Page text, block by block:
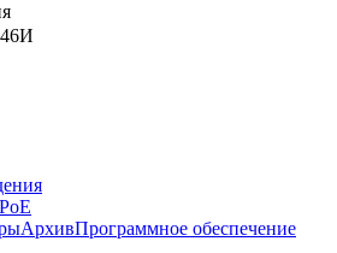
PoE
АрхивПрограммное обеспечение